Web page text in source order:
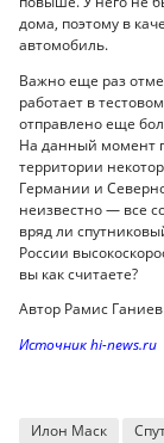
дома, поэтому в
автомобиль.
Важно еще раз
работает в
отправлено еще
На данный момент
территории
Германии и
неизвестно — все
вряд ли
России
вы как считаете?
Автор Рамис Ганиев
Источник hi-news.ru
Илон Маск